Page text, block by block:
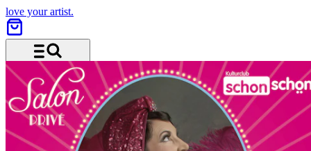
love your artist.
Menu and search